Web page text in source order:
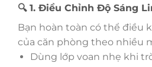
🔍 1. Điều Chỉnh Độ Sáng
Bạn hoàn toàn có thể điều
của căn phòng theo nhiều
Dùng lớp voan nhẹ khi